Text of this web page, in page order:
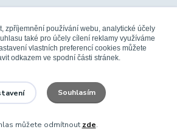
zpříjemnění používání webu, analytické účely
také pro účely cílení reklamy využíváme
vlastních preferencí cookies můžete
odkazem ve spodní části stránek.
Souhlasím
můžete odmítnout zde.